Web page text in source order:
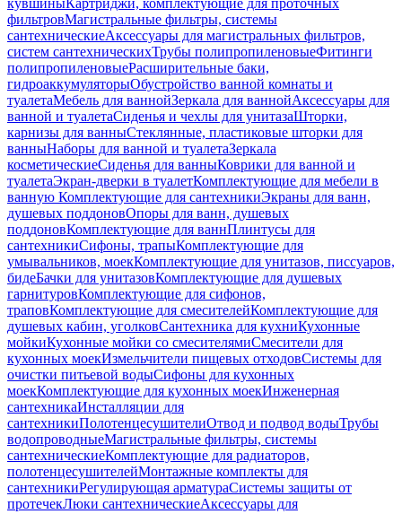
кувшиныКартриджи, комплектующие для проточных
фильтровМагистральные фильтры, системы
сантехническиеАксессуары для магистральных фильтров,
систем сантехническихТрубы полипропиленовыеФитинги
полипропиленовыеРасширительные баки,
гидроаккумуляторыОбустройство ванной комнаты и
туалетаМебель для ваннойЗеркала для ваннойАксессуары для
ванной и туалетаСиденья и чехлы для унитазаШторки,
карнизы для ванныСтеклянные, пластиковые шторки для
ванныНаборы для ванной и туалетаЗеркала
косметическиеСиденья для ванныКоврики для ванной и
туалетаЭкран-дверки в туалетКомплектующие для мебели в
ванную Комплектующие для сантехникиЭкраны для ванн,
душевых поддоновОпоры для ванн, душевых
поддоновКомплектующие для ваннПлинтусы для
сантехникиСифоны, трапыКомплектующие для
умывальников, моекКомплектующие для унитазов, писсуаров,
бидеБачки для унитазовКомплектующие для душевых
гарнитуровКомплектующие для сифонов,
траповКомплектующие для смесителейКомплектующие для
душевых кабин, уголковСантехника для кухниКухонные
мойкиКухонные мойки со смесителямиСмесители для
кухонных моекИзмельчители пищевых отходовСистемы для
очистки питьевой водыСифоны для кухонных
моекКомплектующие для кухонных моекИнженерная
сантехникаИнсталляции для
сантехникиПолотенцесушителиОтвод и подвод водыТрубы
водопроводныеМагистральные фильтры, системы
сантехническиеКомплектующие для радиаторов,
полотенцесушителейМонтажные комплекты для
сантехникиРегулирующая арматураСистемы защиты от
протечекЛюки сантехническиеАксессуары для